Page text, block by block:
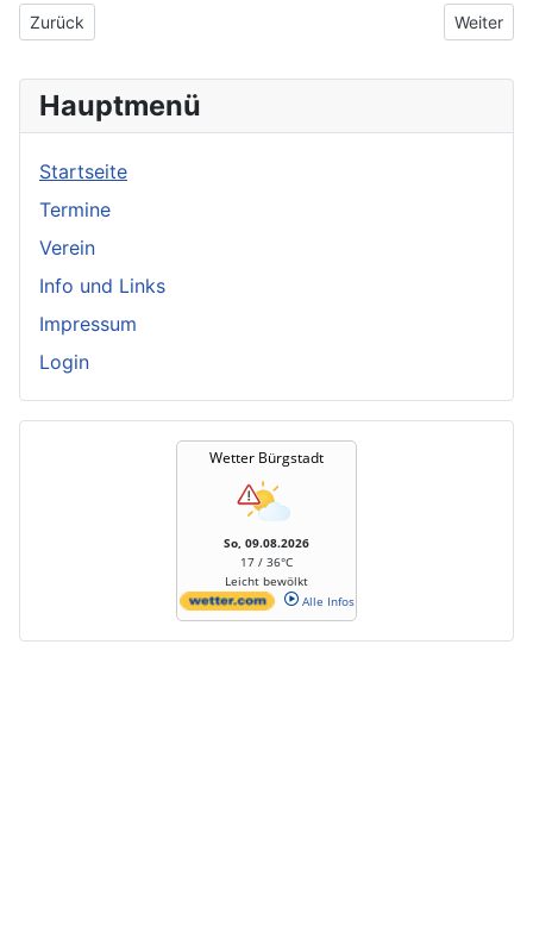
Vorheriger Beitrag: Weihnachtswünsche
Zurück Nächster
Weiter
Hauptmenü
Startseite
Termine
Verein
Info und Links
Impressum
Login
Wetter Bürgstadt
So, 09.08.2026
17 / 36°C
Leicht bewölkt
Alle Infos